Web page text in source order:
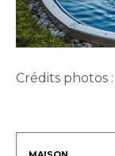
Crédits photos :